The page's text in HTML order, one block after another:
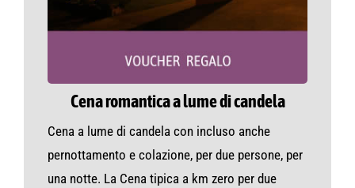
Cena romantica a lume di candela
Cena a lume di candela con incluso anche
pernottamento e colazione, per due persone, per
una notte. La Cena tipica a km zero per due